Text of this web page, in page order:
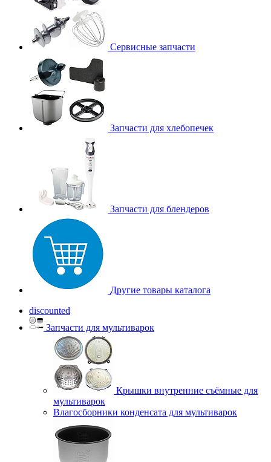
Сервисные запчасти
Запчасти для хлебопечек
Запчасти для блендеров
Другие товары каталога
discounted
Запчасти для мультиварок
Крышки внутренние съёмные для
мультиварок
Влагосборники конденсата для мультиварок